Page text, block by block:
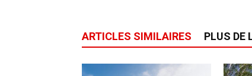
ARTICLES SIMILAIRES PLUS DE